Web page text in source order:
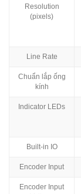
Resolution
(pixels)
Line Rate
Chuẩn lắp ống
kính
Indicator LEDs
Built-in IO
Encoder Input
Encoder Input